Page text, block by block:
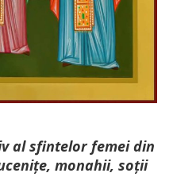
al sfintelor femei din
monahii, soții